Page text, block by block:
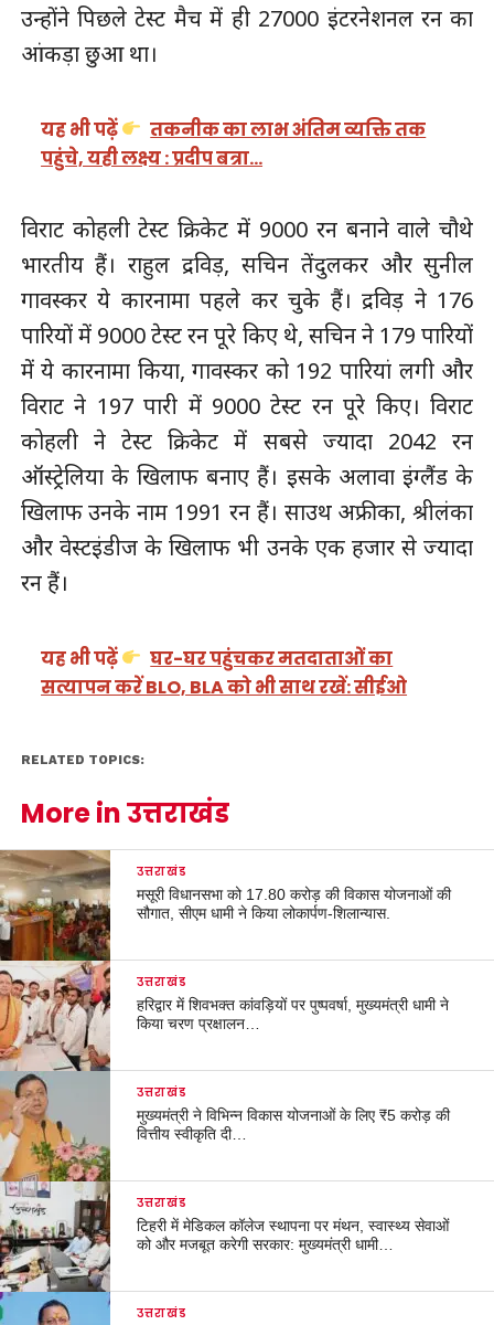
उन्होंने पिछले टेस्ट मैच में ही 27000 इंटरनेशनल रन का
आंकड़ा छुआ था।
यह भी पढ़ें
तकनीक का लाभ अंतिम व्यक्ति तक
पहुंचे, यही लक्ष्य : प्रदीप बत्रा…
विराट कोहली टेस्ट क्रिकेट में 9000 रन बनाने वाले चौथे
भारतीय हैं। राहुल द्रविड़, सचिन तेंदुलकर और सुनील
गावस्कर ये कारनामा पहले कर चुके हैं। द्रविड़ ने 176
पारियों में 9000 टेस्ट रन पूरे किए थे, सचिन ने 179 पारियों
में ये कारनामा किया, गावस्कर को 192 पारियां लगी और
विराट ने 197 पारी में 9000 टेस्ट रन पूरे किए। विराट
कोहली ने टेस्ट क्रिकेट में सबसे ज्यादा 2042 रन
ऑस्ट्रेलिया के खिलाफ बनाए हैं। इसके अलावा इंग्लैंड के
खिलाफ उनके नाम 1991 रन हैं। साउथ अफ्रीका, श्रीलंका
और वेस्टइंडीज के खिलाफ भी उनके एक हजार से ज्यादा
रन हैं।
यह भी पढ़ें
घर-घर पहुंचकर मतदाताओं का
सत्यापन करें BLO, BLA को भी साथ रखें: सीईओ
RELATED TOPICS:
More in उत्तराखंड
उत्तराखंड
मसूरी विधानसभा को 17.80 करोड़ की विकास योजनाओं की
सौगात, सीएम धामी ने किया लोकार्पण-शिलान्यास.
उत्तराखंड
हरिद्वार में शिवभक्त कांवड़ियों पर पुष्पवर्षा, मुख्यमंत्री धामी ने
किया चरण प्रक्षालन…
उत्तराखंड
मुख्यमंत्री ने विभिन्न विकास योजनाओं के लिए ₹5 करोड़ की
वित्तीय स्वीकृति दी…
उत्तराखंड
टिहरी में मेडिकल कॉलेज स्थापना पर मंथन, स्वास्थ्य सेवाओं
को और मजबूत करेगी सरकार: मुख्यमंत्री धामी…
उत्तराखंड